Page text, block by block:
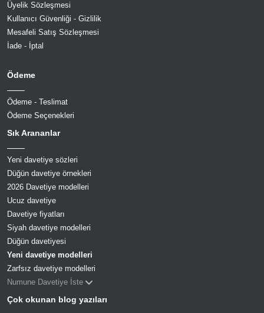
Üyelik Sözleşmesi
Kullanıcı Güvenliği - Gizlilik
Mesafeli Satış Sözleşmesi
İade - İptal
Ödeme
Ödeme - Teslimat
Ödeme Seçenekleri
Sık Arananlar
Yeni davetiye sözleri
Düğün davetiye örnekleri
2026 Davetiye modelleri
Ucuz davetiye
Davetiye fiyatları
Siyah davetiye modelleri
Düğün davetiyesi
Yeni davetiye modelleri
Zarfsız davetiye modelleri
Numune Davetiye İste
Çok okunan blog yazıları